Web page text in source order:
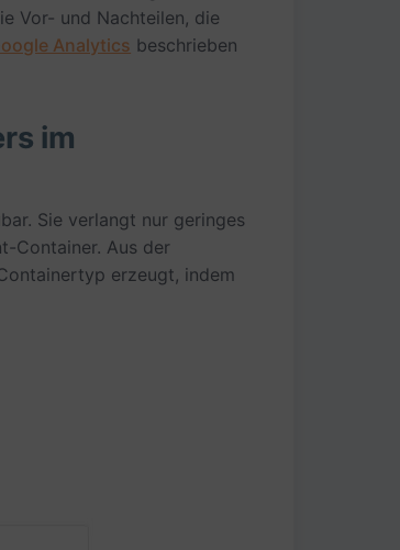
Vor- und Nachteilen, die
Analytics beschrieben
im
Sie verlangt nur geringes
Container. Aus der
erzeugt, indem